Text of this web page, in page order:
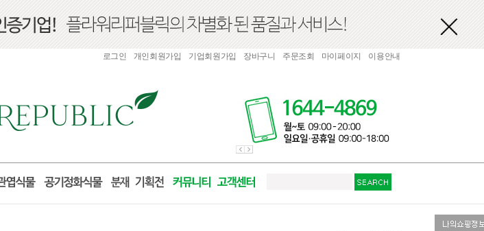
로그인 개인회원가입 기업회원가입 장바구니 주문조회 마이페이지 이용안내